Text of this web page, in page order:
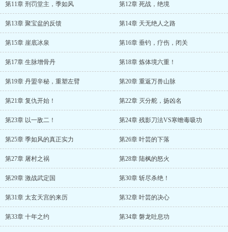
第11章 刑罚堂主，季如风 第12章 死战，绝境
第13章 聚宝盆的反馈 第14章 天无绝人之路
第15章 崖底冰泉 第16章 垂钓，疗伤，闭关
第17章 生脉增骨丹 第18章 炼体境六重！
第19章 丹盟辛秘，重塑左臂 第20章 重返万兽山脉
第21章 复仇开始！ 第22章 灭分舵，扬凶名
第23章 以一敌二！ 第24章 残影刀法VS寒蟾毒吸功
第25章 季如风的真正实力 第26章 叶芸的下落
第27章 屠村之祸 第28章 陆枫的怒火
第29章 激战武定国 第30章 斩尽杀绝！
第31章 太玄天宫的来历 第32章 叶芸的决心
第33章 十年之约 第34章 磐龙吐息功